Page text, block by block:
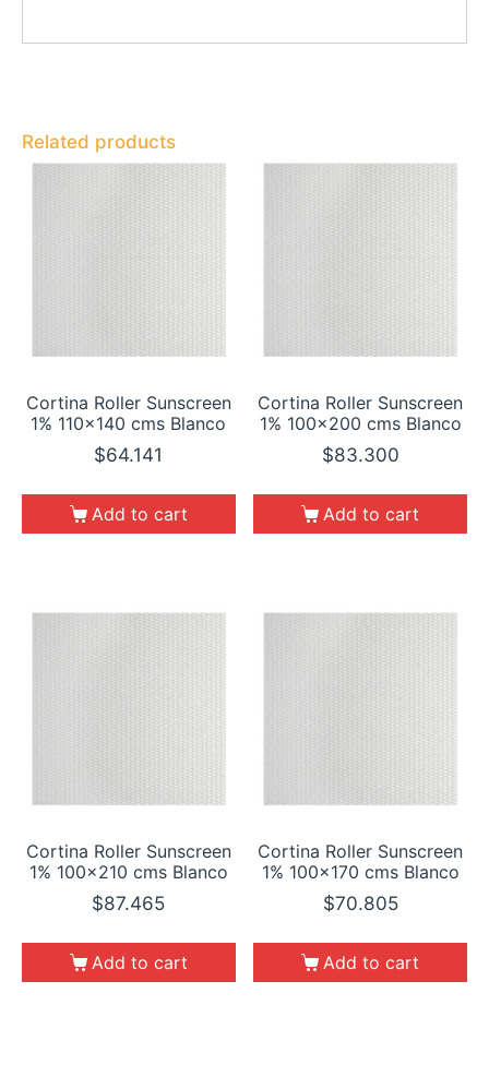
Related products
Cortina Roller Sunscreen
1% 110×140 cms Blanco
$64.141
Add to cart
Cortina Roller Sunscreen
1% 100×200 cms Blanco
$83.300
Add to cart
Cortina Roller Sunscreen
1% 100×210 cms Blanco
$87.465
Add to cart
Cortina Roller Sunscreen
1% 100×170 cms Blanco
$70.805
Add to cart